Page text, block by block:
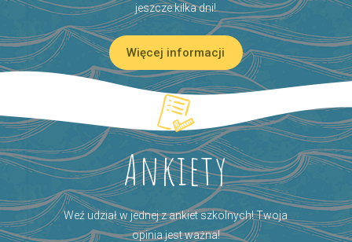
jeszcze kilka dni!
Więcej informacji
Ankiety
Weź udział w jednej z ankiet szkolnych! Twoja
opinia jest ważna!